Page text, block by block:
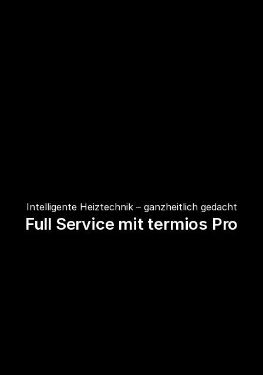
Intelligente Heiztechnik – ganzheitlich gedacht
Full Service mit termios Pro